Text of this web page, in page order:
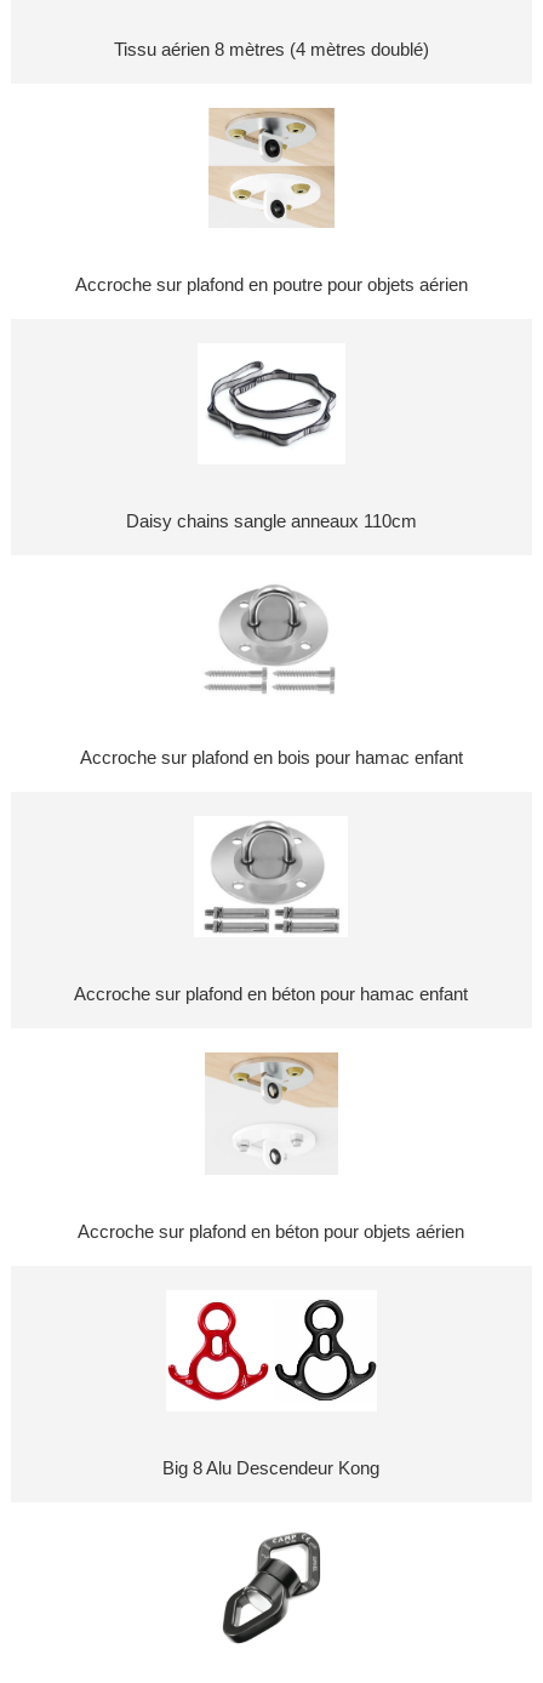
Tissu aérien 8 mètres (4 mètres doublé)
Accroche sur plafond en poutre pour objets aérien
Daisy chains sangle anneaux 110cm
Accroche sur plafond en bois pour hamac enfant
Accroche sur plafond en béton pour hamac enfant
Accroche sur plafond en béton pour objets aérien
Big 8 Alu Descendeur Kong